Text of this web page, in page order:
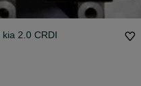
2.0 CRDI